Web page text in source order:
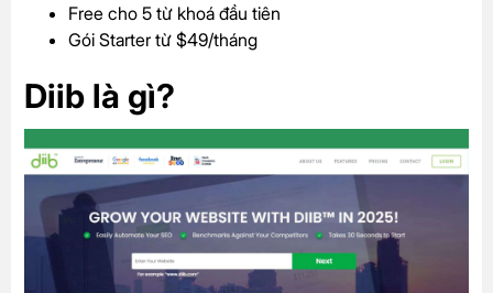
Free cho 5 từ khoá đầu tiên
Gói Starter từ $49/tháng
Diib là gì?